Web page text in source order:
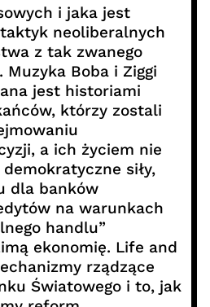
i jaka jest
neoliberalnych
z tak zwanego
Muzyka Boba i Ziggi
jest historiami
którzy zostali
a ich życiem nie
siły,
dla banków
na warunkach
handlu”
ekonomię. Life and
rządzące
Światowego i to, jak